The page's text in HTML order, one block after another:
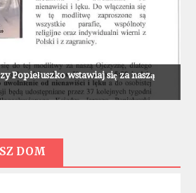
Popiełuszko wstawiaj się za naszą
DOM